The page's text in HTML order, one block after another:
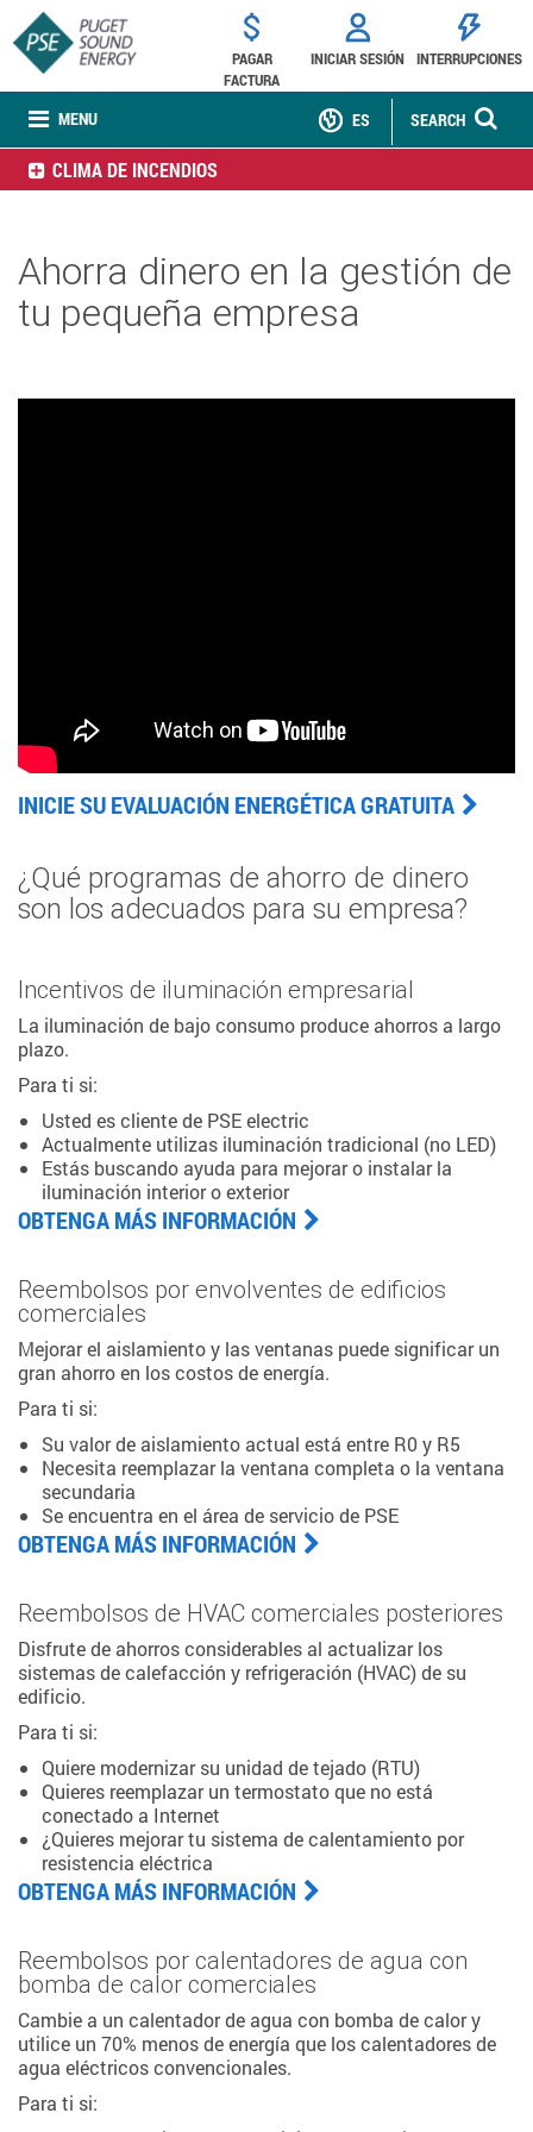
MENU
PAGAR
FACTURA
INICIAR SESIÓN INTERRUPCIONES
SEARCH
ES
CLIMA DE INCENDIOS
Ahorra dinero en la gestión de
tu pequeña empresa
INICIE SU EVALUACIÓN ENERGÉTICA GRATUITA
¿Qué programas de ahorro de dinero
son los adecuados para su empresa?
Incentivos de iluminación empresarial
La iluminación de bajo consumo produce ahorros a largo
plazo.
Para ti si:
Usted es cliente de PSE electric
Actualmente utilizas iluminación tradicional (no LED)
Estás buscando ayuda para mejorar o instalar la
iluminación interior o exterior
OBTENGA MÁS INFORMACIÓN
Reembolsos por envolventes de edificios
comerciales
Mejorar el aislamiento y las ventanas puede significar un
gran ahorro en los costos de energía.
Para ti si:
Su valor de aislamiento actual está entre R0 y R5
Necesita reemplazar la ventana completa o la ventana
secundaria
Se encuentra en el área de servicio de PSE
OBTENGA MÁS INFORMACIÓN
Reembolsos de HVAC comerciales posteriores
Disfrute de ahorros considerables al actualizar los
sistemas de calefacción y refrigeración (HVAC) de su
edificio.
Para ti si:
Quiere modernizar su unidad de tejado (RTU)
Quieres reemplazar un termostato que no está
conectado a Internet
¿Quieres mejorar tu sistema de calentamiento por
resistencia eléctrica
OBTENGA MÁS INFORMACIÓN
Reembolsos por calentadores de agua con
bomba de calor comerciales
Cambie a un calentador de agua con bomba de calor y
utilice un 70% menos de energía que los calentadores de
agua eléctricos convencionales.
Para ti si: